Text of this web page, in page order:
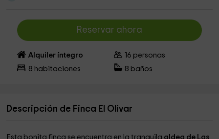
Reservar ahora
Alquiler íntegro 16 personas
8 habitaciones 8 baños
Descripción de Finca El Olivar
Esta bonita finca se encuentra en la tranquila aldea de Las